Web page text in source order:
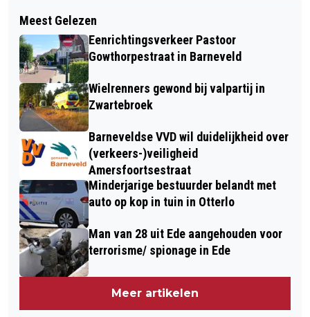
MET NATUURCENTRUM VELUWE OP
BEZOEK BIJ DE LAMMETJES
NA 1 JUNI 2023 MEER DUIDELIJKHEID
OVER WORLD FOOD CENTER IN EDE
Meest Gelezen
Eenrichtingsverkeer Pastoor
Gowthorpestraat in Barneveld
Wielrenners gewond bij valpartij in
Zwartebroek
Barneveldse VVD wil duidelijkheid over
(verkeers-)veiligheid
Amersfoortsestraat
Minderjarige bestuurder belandt met
auto op kop in tuin in Otterlo
Man van 28 uit Ede aangehouden voor
terrorisme/ spionage in Ede
Meer artikelen